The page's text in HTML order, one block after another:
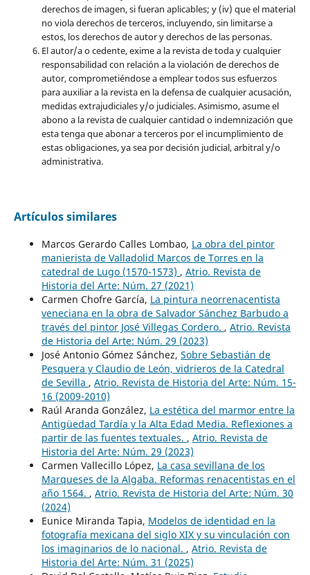
derechos de imagen, si fueran aplicables; y (iv) que el material
no viola derechos de terceros, incluyendo, sin limitarse a
estos, los derechos de autor y derechos de las personas.
El autor/a o cedente, exime a la revista de toda y cualquier
responsabilidad con relación a la violación de derechos de
autor, comprometiéndose a emplear todos sus esfuerzos
para auxiliar a la revista en la defensa de cualquier acusación,
medidas extrajudiciales y/o judiciales. Asimismo, asume el
abono a la revista de cualquier cantidad o indemnización que
esta tenga que abonar a terceros por el incumplimiento de
estas obligaciones, ya sea por decisión judicial, arbitral y/o
administrativa.
Artículos similares
Marcos Gerardo Calles Lombao, La obra del pintor
manierista de Valladolid Marcos de Torres en la
catedral de Lugo (1570-1573) , Atrio. Revista de
Historia del Arte: Núm. 27 (2021)
Carmen Chofre García, La pintura neorrenacentista
veneciana en la obra de Salvador Sánchez Barbudo a
través del pintor José Villegas Cordero. , Atrio. Revista
de Historia del Arte: Núm. 29 (2023)
José Antonio Gómez Sánchez, Sobre Sebastián de
Pesquera y Claudio de León, vidrieros de la Catedral
de Sevilla , Atrio. Revista de Historia del Arte: Núm. 15-
16 (2009-2010)
Raúl Aranda González, La estética del marmor entre la
Antigüedad Tardía y la Alta Edad Media. Reflexiones a
partir de las fuentes textuales. , Atrio. Revista de
Historia del Arte: Núm. 29 (2023)
Carmen Vallecillo López, La casa sevillana de los
Marqueses de la Algaba. Reformas renacentistas en el
año 1564. , Atrio. Revista de Historia del Arte: Núm. 30
(2024)
Eunice Miranda Tapia, Modelos de identidad en la
fotografía mexicana del siglo XIX y su vinculación con
los imaginarios de lo nacional. , Atrio. Revista de
Historia del Arte: Núm. 31 (2025)